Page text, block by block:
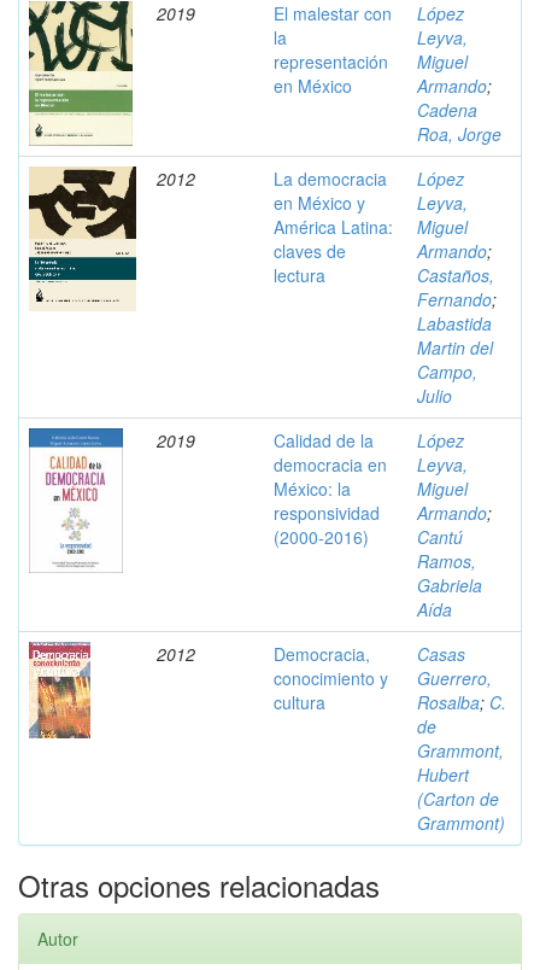
2019
El malestar con
la
representación
en México
López
Leyva,
Miguel
Armando;
Cadena
Roa, Jorge
2012
La democracia
en México y
América Latina:
claves de
lectura
López
Leyva,
Miguel
Armando;
Castaños,
Fernando;
Labastida
Martin del
Campo,
Julio
2019
Calidad de la
democracia en
México: la
responsividad
(2000-2016)
López
Leyva,
Miguel
Armando;
Cantú
Ramos,
Gabriela
Aída
2012
Democracia,
conocimiento y
cultura
Casas
Guerrero,
Rosalba; C.
de
Grammont,
Hubert
(Carton de
Grammont)
Otras opciones relacionadas
Autor